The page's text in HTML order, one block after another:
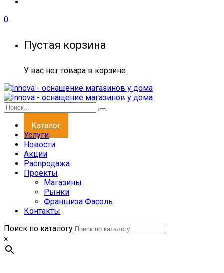
0
Пустая корзина
У вас нет товара в корзине
Каталог
Услуги
Новости
Акции
Распродажа
Проекты
Магазины
Рынки
Франшиза Фасоль
Контакты
Поиск по каталогу
×